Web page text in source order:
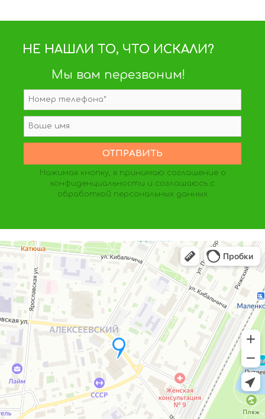
НЕ НАШЛИ ТО, ЧТО ИСКАЛИ?
Мы вам перезвоним!
Нажимая кнопку, я принимаю соглашение о
конфиденциальности и соглашаюсь с
обработкой персональных данных